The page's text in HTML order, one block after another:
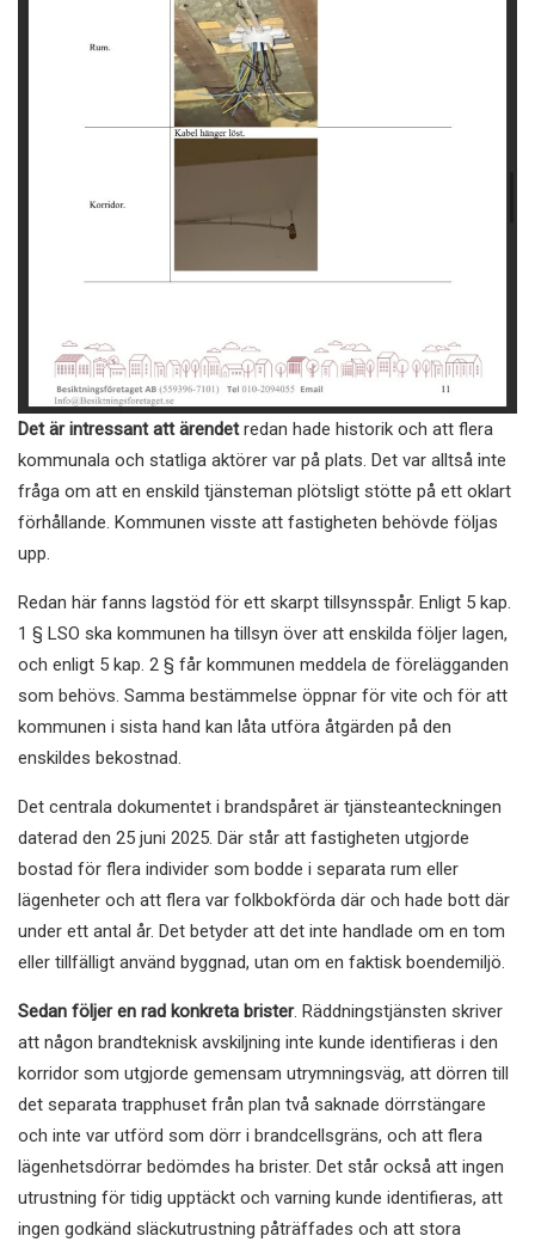
Det är intressant att ärendetredan hade historik och att flera
kommunala och statliga aktörer var på plats. Det var alltså inte
fråga om att en enskild tjänsteman plötsligt stötte på ett oklart
förhållande. Kommunen visste att fastigheten behövde följas
upp.
Redan här fanns lagstöd för ett skarpt tillsynsspår. Enligt 5 kap.
1 § LSO ska kommunen ha tillsyn över att enskilda följer lagen,
och enligt 5 kap. 2 § får kommunen meddela de förelägganden
som behövs. Samma bestämmelse öppnar för vite och för att
kommunen i sista hand kan låta utföra åtgärden på den
enskildes bekostnad.
Det centrala dokumentet i brandspåret är tjänsteanteckningen
daterad den 25 juni 2025. Där står att fastigheten utgjorde
bostad för flera individer som bodde i separata rum eller
lägenheter och att flera var folkbokförda där och hade bott där
under ett antal år. Det betyder att det inte handlade om en tom
eller tillfälligt använd byggnad, utan om en faktisk boendemiljö.
Sedan följer en rad konkreta brister. Räddningstjänsten skriver
att någon brandteknisk avskiljning inte kunde identifieras i den
korridor som utgjorde gemensam utrymningsväg, att dörren till
det separata trapphuset från plan två saknade dörrstängare
och inte var utförd som dörr i brandcellsgräns, och att flera
lägenhetsdörrar bedömdes ha brister. Det står också att ingen
utrustning för tidig upptäckt och varning kunde identifieras, att
ingen godkänd släckutrustning påträffades och att stora